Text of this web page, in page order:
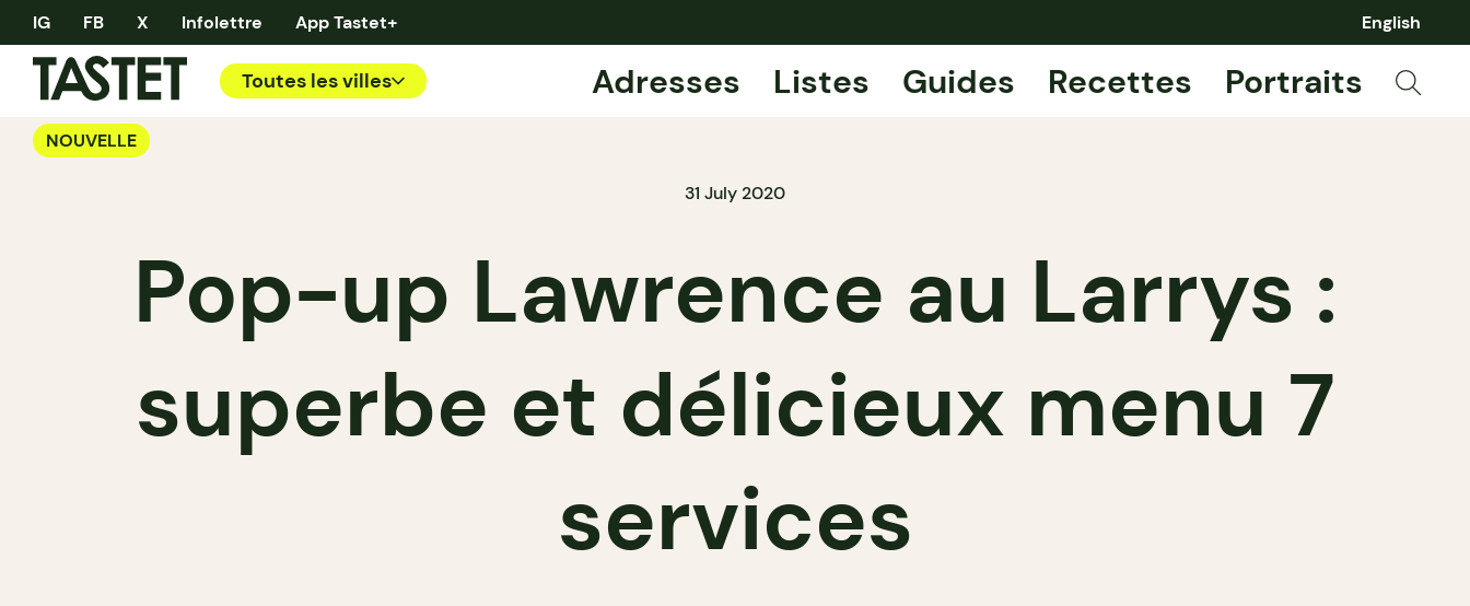
IG FB X Infolettre App Tastet+ English
Toutes les villes Adresses Listes Guides Recettes Portraits
NOUVELLE
31 July 2020
Pop-up Lawrence au Larrys :
superbe et délicieux menu 7
services